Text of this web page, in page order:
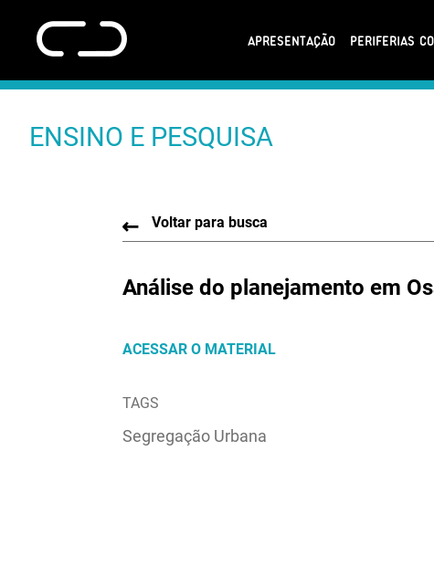
APRESENTAÇÃO PERIFERIAS
ENSINO E PESQUISA
Voltar para busca
Análise do planejamento em
ACESSAR O MATERIAL
TAGS
Segregação Urbana